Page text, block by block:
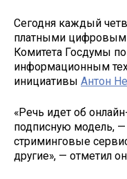
Сегодня каждый
платными
Комитета Госдумы
информационным
инициативы Антон
«Речь идет об
подписную модель,
стриминговые
другие», — отметил